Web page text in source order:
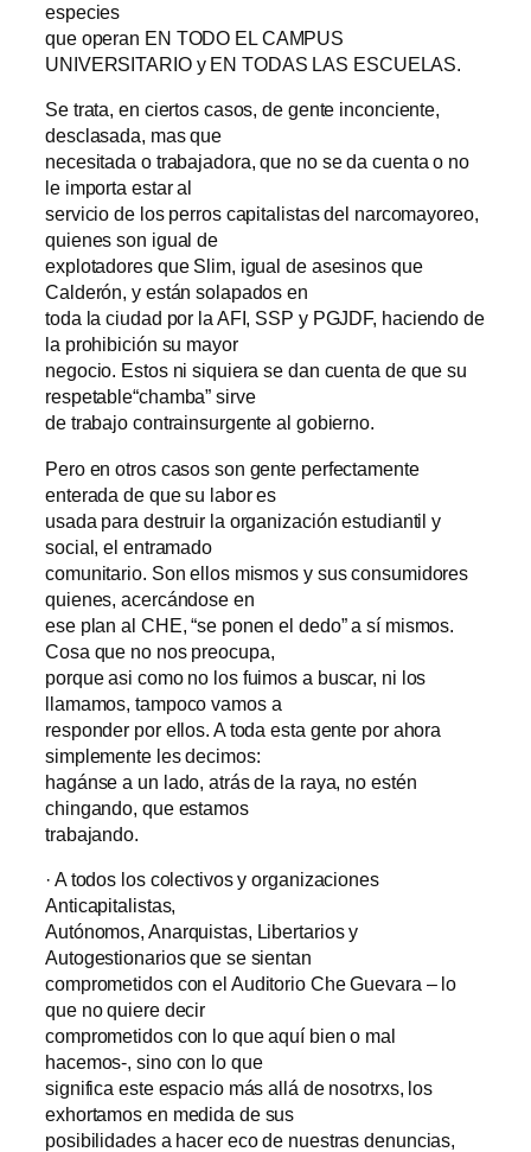
especies
que operan EN TODO EL CAMPUS
UNIVERSITARIO y EN TODAS LAS ESCUELAS.
Se trata, en ciertos casos, de gente inconciente,
desclasada, mas que
necesitada o trabajadora, que no se da cuenta o no
le importa estar al
servicio de los perros capitalistas del narcomayoreo,
quienes son igual de
explotadores que Slim, igual de asesinos que
Calderón, y están solapados en
toda la ciudad por la AFI, SSP y PGJDF, haciendo de
la prohibición su mayor
negocio. Estos ni siquiera se dan cuenta de que su
respetable“chamba” sirve
de trabajo contrainsurgente al gobierno.
Pero en otros casos son gente perfectamente
enterada de que su labor es
usada para destruir la organización estudiantil y
social, el entramado
comunitario. Son ellos mismos y sus consumidores
quienes, acercándose en
ese plan al CHE, “se ponen el dedo” a sí mismos.
Cosa que no nos preocupa,
porque asi como no los fuimos a buscar, ni los
llamamos, tampoco vamos a
responder por ellos. A toda esta gente por ahora
simplemente les decimos:
hagánse a un lado, atrás de la raya, no estén
chingando, que estamos
trabajando.
· A todos los colectivos y organizaciones
Anticapitalistas,
Autónomos, Anarquistas, Libertarios y
Autogestionarios que se sientan
comprometidos con el Auditorio Che Guevara – lo
que no quiere decir
comprometidos con lo que aquí bien o mal
hacemos-, sino con lo que
significa este espacio más allá de nosotrxs, los
exhortamos en medida de sus
posibilidades a hacer eco de nuestras denuncias,